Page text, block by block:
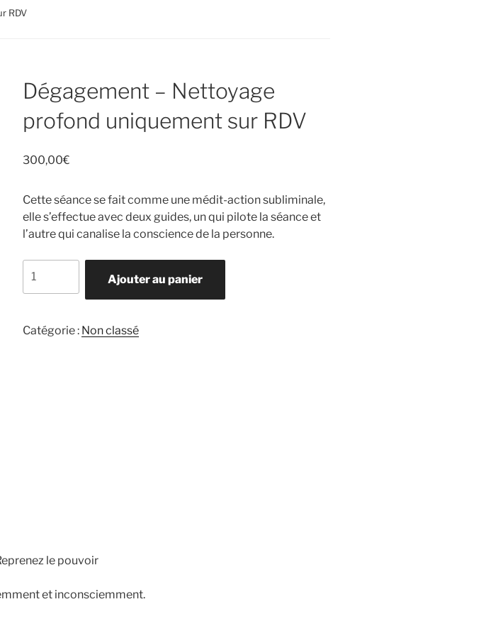
RDV
Dégagement – Nettoyage
profond uniquement sur RDV
300,00€
Cette séance se fait comme une médit-action subliminale,
elle s’effectue avec deux guides, un qui pilote la séance et
l’autre qui canalise la conscience de la personne.
de
Dégagement
Nettoyage
Ajouter au panier
Catégorie : Non classé
le pouvoir
et inconsciemment.